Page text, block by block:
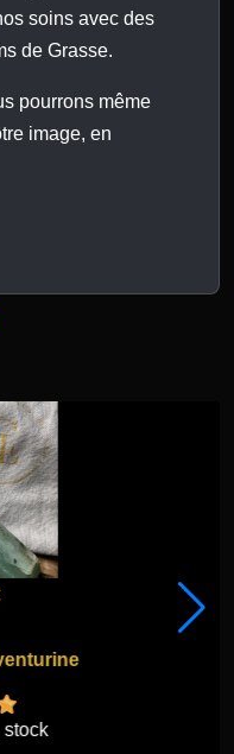
soins avec des
de Grasse.
pourrons même
image, en